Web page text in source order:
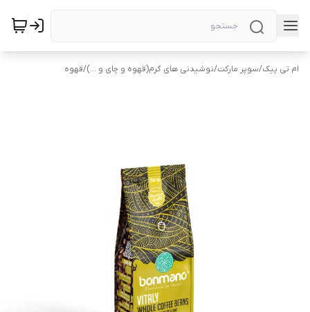
ام تی پیک/سوپر مارکت/نوشیدنی های گرم(قهوه و چای و ...)/قهوه